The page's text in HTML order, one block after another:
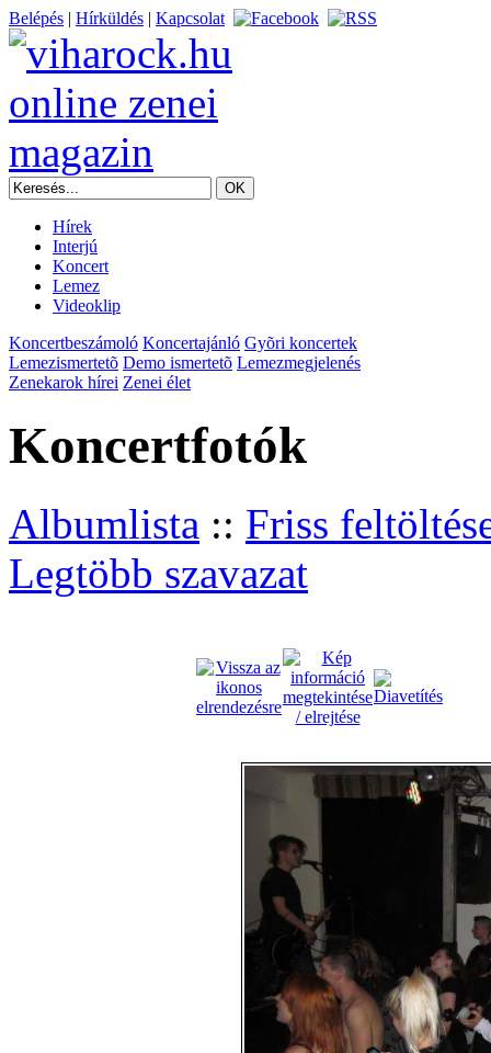
Belépés | Hírküldés | Kapcsolat
Hírek
Interjú
Koncert
Lemez
Videoklip
Koncertbeszámoló Koncertajánló Gyõri koncertek
Lemezismertetõ Demo ismertetõ Lemezmegjelenés
Zenekarok hírei Zenei élet
Koncertfotók
Albumlista :: Friss
Legtöbb szavazat